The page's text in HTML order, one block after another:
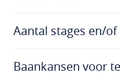
Aantal stages en/
Baankansen voor